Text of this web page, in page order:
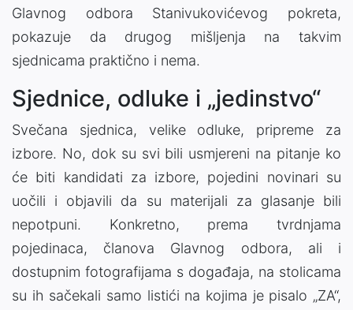
Glavnog odbora Stanivukovićevog pokreta,
pokazuje da drugog mišljenja na takvim
sjednicama praktično i nema.
Sjednice, odluke i „jedinstvo“
Svečana sjednica, velike odluke, pripreme za
izbore. No, dok su svi bili usmjereni na pitanje ko
će biti kandidati za izbore, pojedini novinari su
uočili i objavili da su materijali za glasanje bili
nepotpuni. Konkretno, prema tvrdnjama
pojedinaca, članova Glavnog odbora, ali i
dostupnim fotografijama s događaja, na stolicama
su ih sačekali samo listići na kojima je pisalo „ZA“,